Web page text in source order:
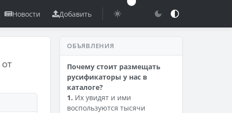
Новости Добавить
от
ОБЪЯВЛЕНИЯ
Почему стоит размещать
русификаторы у нас в
каталоге?
1. Их увидят и ими
воспользуются тысячи